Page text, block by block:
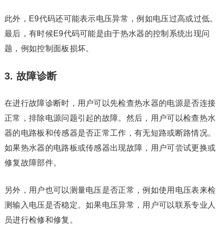
此外，E9代码还可能表示电压异常，例如电压过高或过低。
最后，有时候E9代码可能是由于热水器的控制系统出现问
题，例如控制面板损坏。
3. 故障诊断
在进行故障诊断时，用户可以先检查热水器的电源是否连接
正常，排除电源问题引起的故障。然后，用户可以检查热水
器的电路板和传感器是否正常工作，有无短路或断路情况。
如果热水器的电路板或传感器出现故障，用户可尝试更换或
修复故障部件。
另外，用户也可以测量电压是否正常，例如使用电压表来检
测输入电压是否稳定。如果电压异常，用户可以联系专业人
员进行检修和修复。